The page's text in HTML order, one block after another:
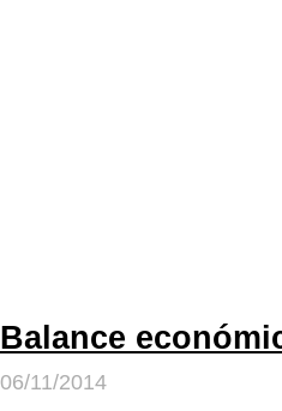
Balance
06/11/2014